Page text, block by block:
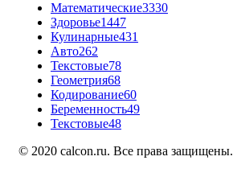
Математические3330
Здоровье1447
Кулинарные431
Авто262
Текстовые78
Геометрия68
Кодирование60
Беременность49
Текстовые48
© 2020 calcon.ru. Все права защищены.